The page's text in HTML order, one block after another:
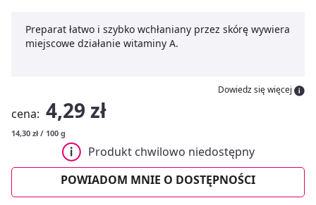
Preparat łatwo i szybko wchłaniany przez skórę wywiera
miejscowe działanie witaminy A.
Dowiedz się więcej
cena: 4,29 zł
14,30 zł / 100 g
Produkt chwilowo niedostępny
POWIADOM MNIE O DOSTĘPNOŚCI